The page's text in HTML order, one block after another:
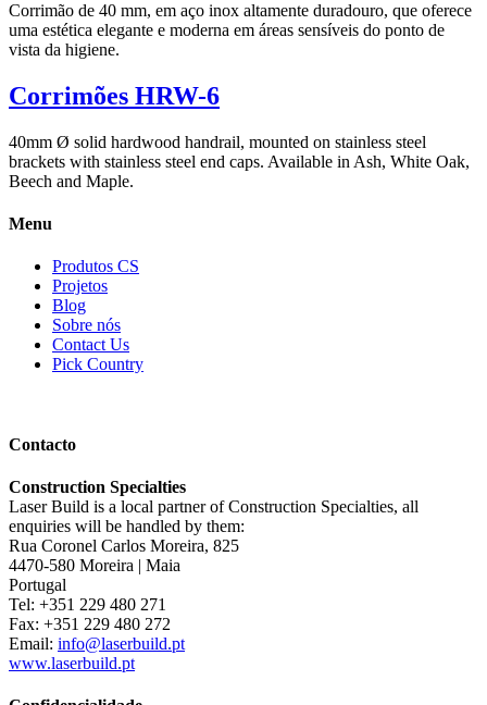
Corrimão de 40 mm, em aço inox altamente duradouro, que oferece
uma estética elegante e moderna em áreas sensíveis do ponto de
vista da higiene.
Corrimões HRW-6
40mm Ø solid hardwood handrail, mounted on stainless steel
brackets with stainless steel end caps. Available in Ash, White Oak,
Beech and Maple.
Menu
Produtos CS
Projetos
Blog
Sobre nós
Contact Us
Pick Country
Contacto
Construction Specialties
Laser Build is a local partner of Construction Specialties, all
enquiries will be handled by them:
Rua Coronel Carlos Moreira, 825
4470-580 Moreira | Maia
Portugal
Tel: +351 229 480 271
Fax: +351 229 480 272
Email: info@laserbuild.pt
www.laserbuild.pt